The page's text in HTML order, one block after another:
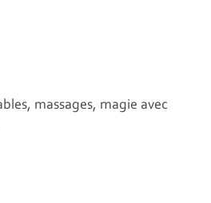
massages, magie avec